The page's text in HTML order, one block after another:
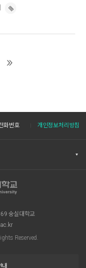
화번호 개인정보처리방침
숭실대학교
Reserved.
내